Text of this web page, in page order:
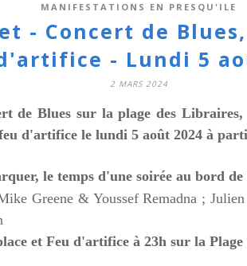
MANIFESTATIONS EN PRESQU'ILE
- Concert de
- Lundi 5
2 MARS 2024
de Blues sur la plage des Libraires,
d'artifice le lundi 5 août 2024 à
le temps d'une soirée au bord
Greene & Youssef Remadna ;
et Feu d'artifice à 23h sur la